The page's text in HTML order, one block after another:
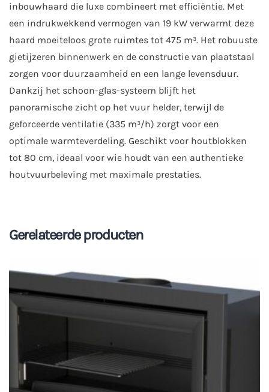
inbouwhaard die luxe combineert met efficiëntie. Met
een indrukwekkend vermogen van 19 kW verwarmt deze
haard moeiteloos grote ruimtes tot 475 m³. Het robuuste
gietijzeren binnenwerk en de constructie van plaatstaal
zorgen voor duurzaamheid en een lange levensduur.
Dankzij het schoon-glas-systeem blijft het
panoramische zicht op het vuur helder, terwijl de
geforceerde ventilatie (335 m³/h) zorgt voor een
optimale warmteverdeling. Geschikt voor houtblokken
tot 80 cm, ideaal voor wie houdt van een authentieke
houtvuurbeleving met maximale prestaties.
Gerelateerde producten